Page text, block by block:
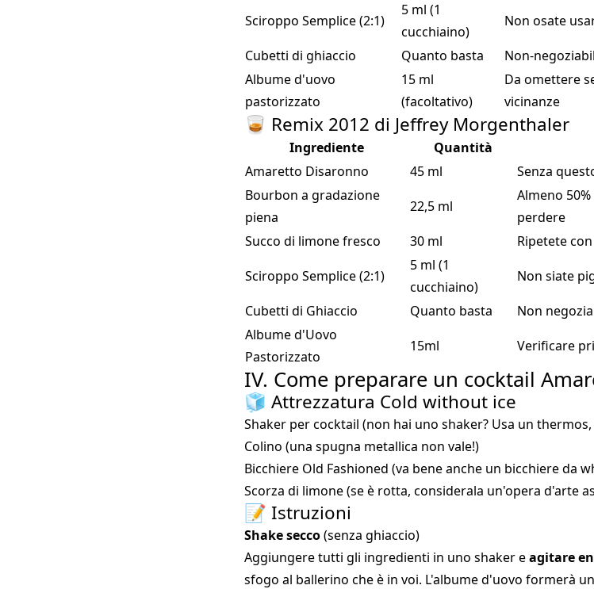
Sciroppo Semplice (2:1)
5 ml (1
cucchiaino)
Non osate
Cubetti di ghiaccio
Quanto basta
Non-
Albume d'uovo
pastorizzato
15 ml
(facoltativo)
Da omettere
vicinanze
🥃 Remix 2012 di Jeffrey Morgenthaler
Ingrediente Quantità
Amaretto Disaronno
45 ml
Senza
Bourbon a gradazione
piena
22,5 ml
Almeno
perdere
Succo di limone fresco
30 ml
Ripetete con
Sciroppo Semplice (2:1)
5 ml (1
cucchiaino)
Non siate
Cubetti di Ghiaccio
Quanto basta
Non
Albume d'Uovo
Pastorizzato
15ml Verificare
IV. Come preparare un cocktail
🧊 Attrezzatura Cold without ice
Shaker per cocktail (non hai uno shaker? Usa un
Colino (una spugna metallica non vale!)
Bicchiere Old Fashioned (va bene anche un bicchiere da
Scorza di limone (se è rotta, considerala un'opera d'arte
📝 Istruzioni
Shake secco(senza ghiaccio)
Aggiungere tutti gli ingredienti in uno shaker eagitare
sfogo al ballerino che è in voi. L'albume d'uovo formerà